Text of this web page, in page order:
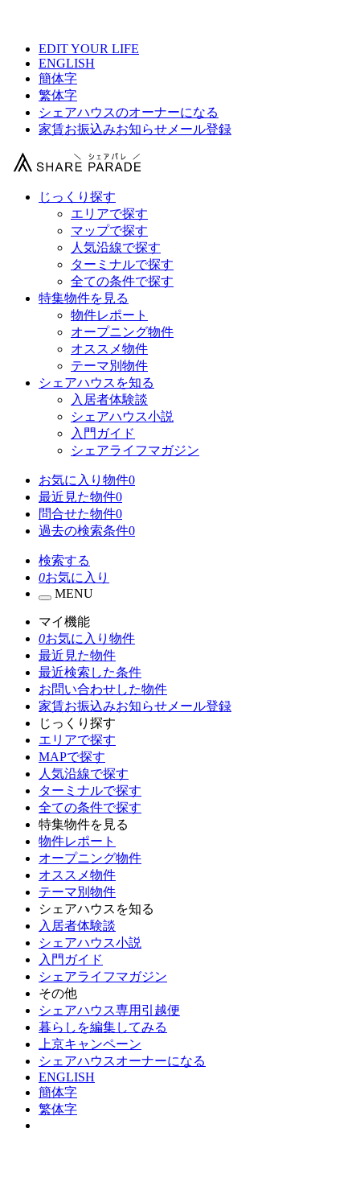
EDIT YOUR LIFE
ENGLISH
簡体字
繁体字
シェアハウスのオーナーになる
家賃お振込みお知らせメール登録
じっくり探す
エリアで探す
マップで探す
人気沿線で探す
ターミナルで探す
全ての条件で探す
特集物件を見る
物件レポート
オープニング物件
オススメ物件
テーマ別物件
シェアハウスを知る
入居者体験談
シェアハウス小説
入門ガイド
シェアライフマガジン
お気に入り物件0
最近見た物件0
問合せた物件0
過去の検索条件0
検索する
0お気に入り
MENU
マイ機能
0お気に入り物件
最近見た物件
最近検索した条件
お問い合わせした物件
家賃お振込みお知らせメール登録
じっくり探す
エリアで探す
MAPで探す
人気沿線で探す
ターミナルで探す
全ての条件で探す
特集物件を見る
物件レポート
オープニング物件
オススメ物件
テーマ別物件
シェアハウスを知る
入居者体験談
シェアハウス小説
入門ガイド
シェアライフマガジン
その他
シェアハウス専用引越便
暮らしを編集してみる
上京キャンペーン
シェアハウスオーナーになる
ENGLISH
簡体字
繁体字